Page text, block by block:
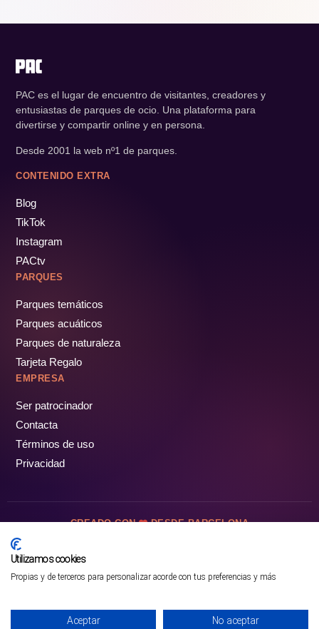
Mejor opción en SATOORDAY
PAC es el lugar de encuentro de visitantes, creadores y
entusiastas de parques de ocio. Una plataforma para
divertirse y compartir online y en persona.
Desde 2001 la web nº1 de parques.
CONTENIDO EXTRA
Blog
TikTok
Instagram
PACtv
PARQUES
Parques temáticos
Parques acuáticos
Parques de naturaleza
Tarjeta Regalo
EMPRESA
Ser patrocinador
Contacta
Términos de uso
Privacidad
CREADO CON DESDE BARCELONA
Utilizamos cookies
Propias y de terceros para personalizar acorde con tus preferencias y más
Aceptar No aceptar